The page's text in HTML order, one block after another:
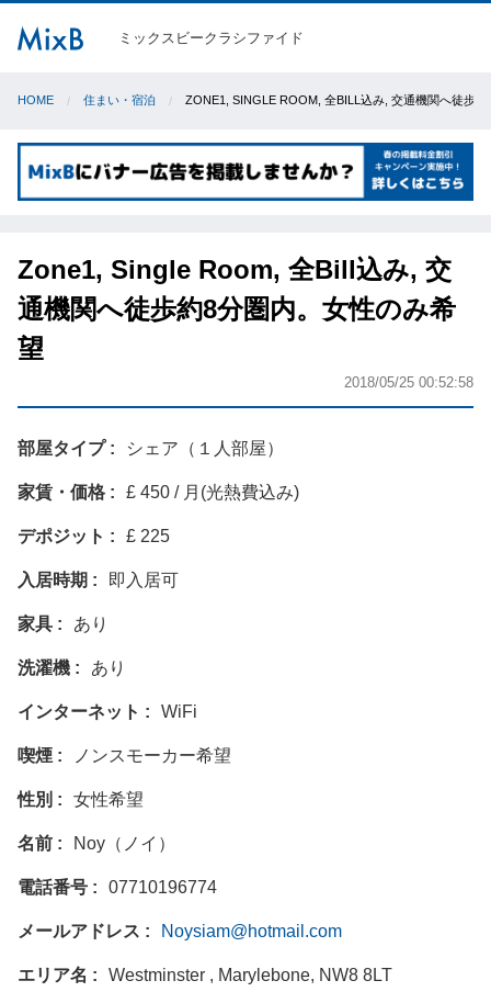
ミックスビークラシファイド
HOME 住まい・宿泊 ZONE1, SINGLE ROOM, 全BILL込み, 交通機関へ徒歩
Zone1, Single Room, 全Bill込み, 交
通機関へ徒歩約8分圏内。女性のみ希
望
2018/05/25 00:52:58
部屋タイプ シェア（１人部屋）
家賃・価格 £ 450 / 月(光熱費込み)
デポジット £ 225
入居時期 即入居可
家具 あり
洗濯機 あり
インターネット WiFi
喫煙 ノンスモーカー希望
性別 女性希望
名前 Noy（ノイ）
電話番号 07710196774
メールアドレス Noysiam@hotmail.com
エリア名 Westminster , Marylebone, NW8 8LT